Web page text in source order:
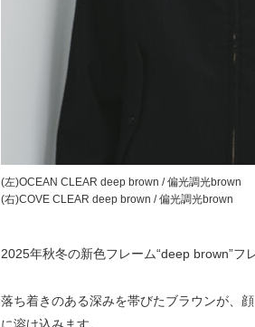
(左)OCEAN CLEAR deep brown / 偏光調光brown
(右)COVE CLEAR deep brown / 偏光調光brown
2025年秋冬の新色フレーム“deep brown”フ
落ち着きのある深みを帯びたブラウンが、